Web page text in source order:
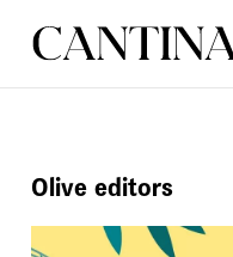
ΣΥΝΤΑΓΕΣ
Olive editors